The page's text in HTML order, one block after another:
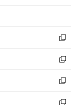
開
ン
ウ
で
開
く
ウ
ン
ド
ウ
で
開
く
新
し
い
ウ
ィ
ン
ド
新
し
い
ウ
ィ
新
し